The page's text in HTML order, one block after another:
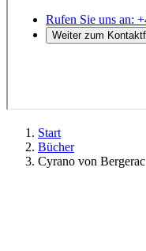
Start
Bücher
Cyrano von Bergerac